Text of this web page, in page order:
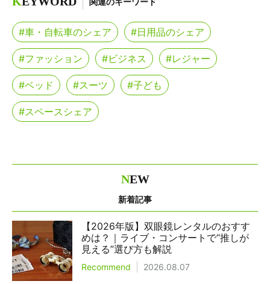
#車・自転車のシェア #日用品のシェア
#ファッション #ビジネス #レジャー
#ベッド #スーツ #子ども
#スペースシェア
NEW
新着記事
【2026年版】双眼鏡レンタルのおすす
めは？｜ライブ・コンサートで“推しが
見える”選び方も解説
Recommend 2026.08.07